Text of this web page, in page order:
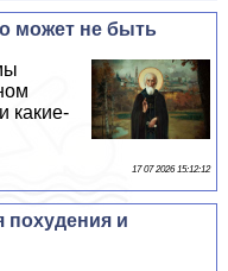
может не быть
какие-
17 07 2026 15:12:12
похудения и